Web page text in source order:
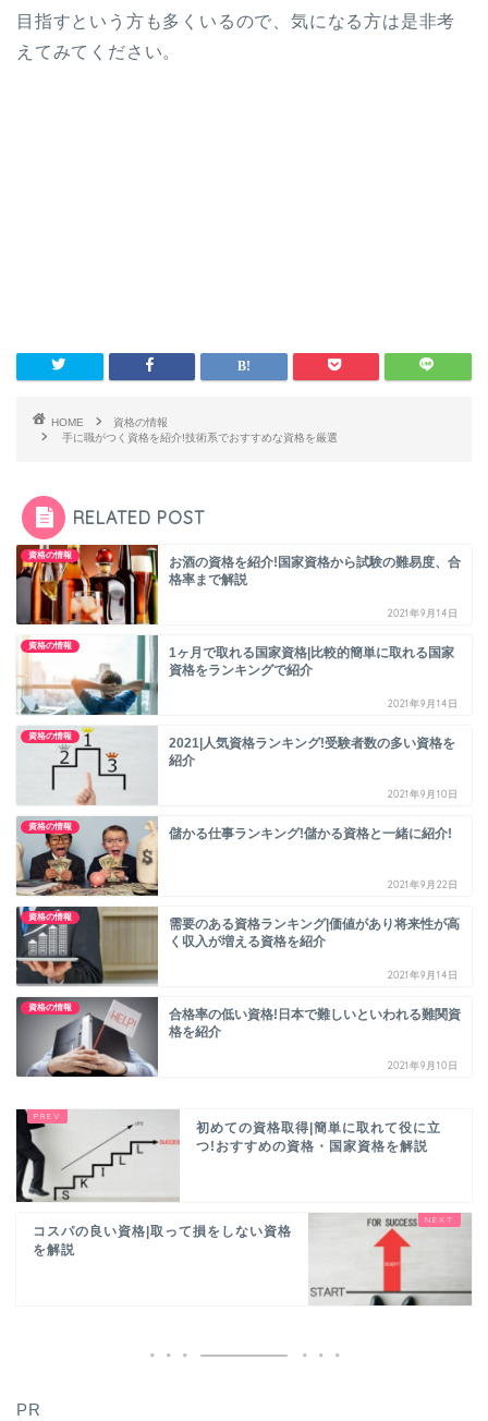
目指すという方も多くいるので、気になる方は是非考
えてみてください。
HOME
資格の情報
手に職がつく資格を紹介!技術系でおすすめな資格を厳選
RELATED POST
資格の情報
お酒の資格を紹介!国家資格から試験の難易度、合
格率まで解説
2021年9月14日
資格の情報
1ヶ月で取れる国家資格|比較的簡単に取れる国家
資格をランキングで紹介
2021年9月14日
資格の情報
2021|人気資格ランキング!受験者数の多い資格を
紹介
2021年9月10日
資格の情報 儲かる仕事ランキング!儲かる資格と一緒に紹介!
2021年9月22日
資格の情報
需要のある資格ランキング|価値があり将来性が高
く収入が増える資格を紹介
2021年9月14日
資格の情報
合格率の低い資格!日本で難しいといわれる難関資
格を紹介
2021年9月10日
初めての資格取得|簡単に取れて役に立
つ!おすすめの資格・国家資格を解説
コスパの良い資格|取って損をしない資格
を解説
PR